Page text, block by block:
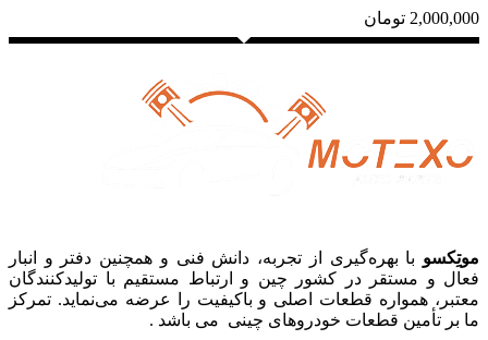
2,000,000 تومان
موتِکسو با بهره‌گیری از تجربه، دانش فنی و همچنین دفتر و انبار
فعال و مستقر در کشور چین و ارتباط مستقیم با تولیدکنندگان
معتبر، همواره قطعات اصلی و باکیفیت را عرضه می‌نماید. تمرکز
ما بر تأمین قطعات خودروهای چینی می باشد .